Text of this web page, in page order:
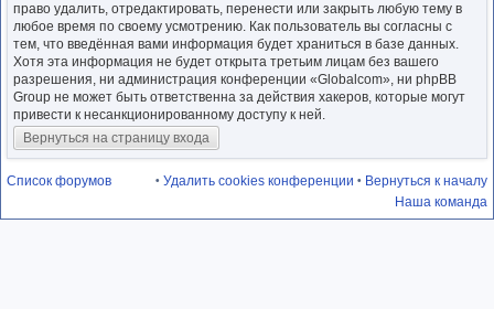
право удалить, отредактировать, перенести или закрыть любую тему в
любое время по своему усмотрению. Как пользователь вы согласны с
тем, что введённая вами информация будет храниться в базе данных.
Хотя эта информация не будет открыта третьим лицам без вашего
разрешения, ни администрация конференции «Globalcom», ни phpBB
Group не может быть ответственна за действия хакеров, которые могут
привести к несанкционированному доступу к ней.
Вернуться на страницу входа
Список форумов • Вернуться к началу
• Удалить cookies конференции
Наша команда